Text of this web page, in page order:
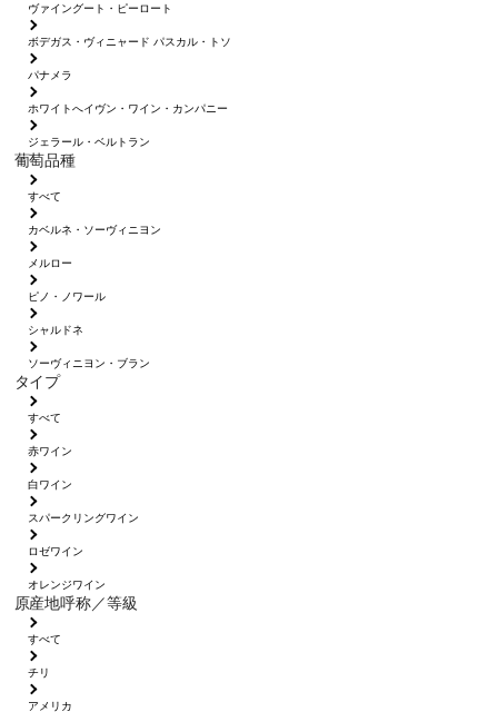
ヴァイングート・ピーロート
ボデガス・ヴィニャード パスカル・トソ
パナメラ
ホワイトへイヴン・ワイン・カンパニー
ジェラール・ベルトラン
葡萄品種
すべて
カベルネ・ソーヴィニヨン
メルロー
ピノ・ノワール
シャルドネ
ソーヴィニヨン・ブラン
タイプ
すべて
赤ワイン
白ワイン
スパークリングワイン
ロゼワイン
オレンジワイン
原産地呼称／等級
すべて
チリ
アメリカ